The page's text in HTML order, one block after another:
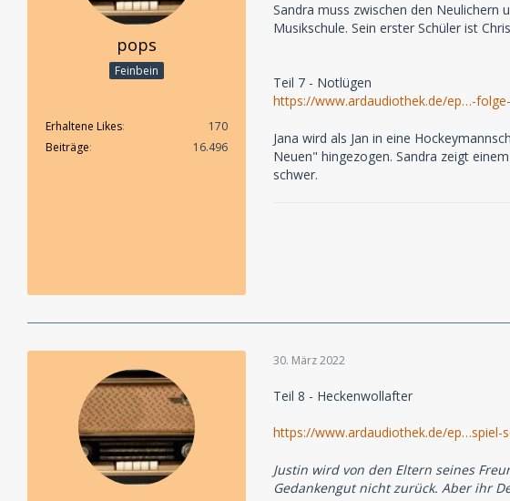
pops
Feinbein
Erhaltene Likes
170
Beiträge
16.496
Sandra muss zwischen den
Musikschule. Sein erster Schüler ist
Teil 7 - Notlügen
https://www.ardaudiothek.de/ep…-
Jana wird als Jan in eine
Neuen" hingezogen. Sandra zeigt
schwer.
30. März 2022
Teil 8 - Heckenwollafter
https://www.ardaudiothek.de/ep…spiel-
Justin wird von den Eltern seines
Gedankengut nicht zurück. Aber ihr